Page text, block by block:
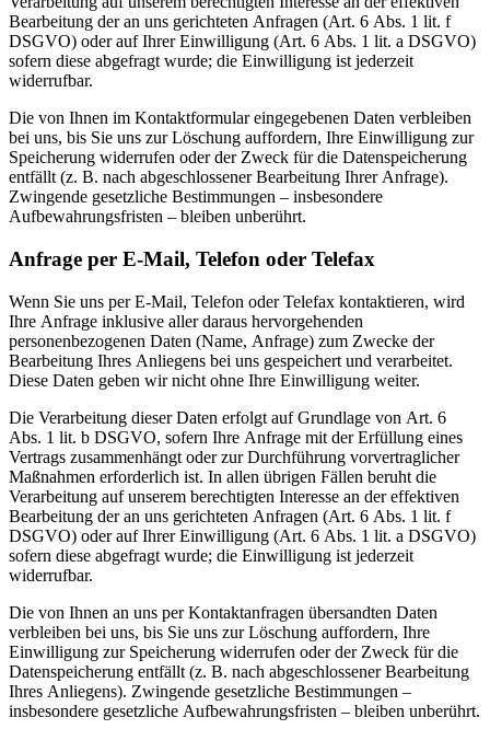
Bearbeitung der an uns gerichteten Anfragen (Art. 6 Abs. 1 lit. f
DSGVO) oder auf Ihrer Einwilligung (Art. 6 Abs. 1 lit. a DSGVO)
sofern diese abgefragt wurde; die Einwilligung ist jederzeit
widerrufbar.
Die von Ihnen im Kontaktformular eingegebenen Daten verbleiben
bei uns, bis Sie uns zur Löschung auffordern, Ihre Einwilligung zur
Speicherung widerrufen oder der Zweck für die Datenspeicherung
entfällt (z. B. nach abgeschlossener Bearbeitung Ihrer Anfrage).
Zwingende gesetzliche Bestimmungen – insbesondere
Aufbewahrungsfristen – bleiben unberührt.
Anfrage per E-Mail, Telefon oder Telefax
Wenn Sie uns per E-Mail, Telefon oder Telefax kontaktieren, wird
Ihre Anfrage inklusive aller daraus hervorgehenden
personenbezogenen Daten (Name, Anfrage) zum Zwecke der
Bearbeitung Ihres Anliegens bei uns gespeichert und verarbeitet.
Diese Daten geben wir nicht ohne Ihre Einwilligung weiter.
Die Verarbeitung dieser Daten erfolgt auf Grundlage von Art. 6
Abs. 1 lit. b DSGVO, sofern Ihre Anfrage mit der Erfüllung eines
Vertrags zusammenhängt oder zur Durchführung vorvertraglicher
Maßnahmen erforderlich ist. In allen übrigen Fällen beruht die
Verarbeitung auf unserem berechtigten Interesse an der effektiven
Bearbeitung der an uns gerichteten Anfragen (Art. 6 Abs. 1 lit. f
DSGVO) oder auf Ihrer Einwilligung (Art. 6 Abs. 1 lit. a DSGVO)
sofern diese abgefragt wurde; die Einwilligung ist jederzeit
widerrufbar.
Die von Ihnen an uns per Kontaktanfragen übersandten Daten
verbleiben bei uns, bis Sie uns zur Löschung auffordern, Ihre
Einwilligung zur Speicherung widerrufen oder der Zweck für die
Datenspeicherung entfällt (z. B. nach abgeschlossener Bearbeitung
Ihres Anliegens). Zwingende gesetzliche Bestimmungen –
insbesondere gesetzliche Aufbewahrungsfristen – bleiben unberührt.